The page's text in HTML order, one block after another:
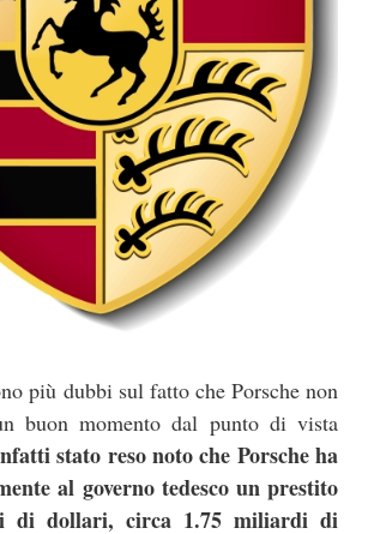
più dubbi sul fatto che Porsche non
buon momento dal punto di vista
stato reso noto che Porsche ha
al governo tedesco un prestito
di dollari, circa 1.75 miliardi di